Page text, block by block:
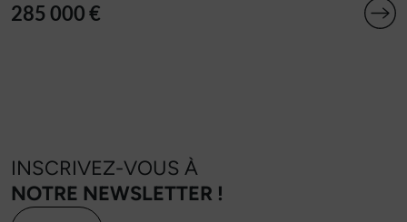
285 000 €
INSCRIVEZ-VOUS À
NOTRE NEWSLETTER !